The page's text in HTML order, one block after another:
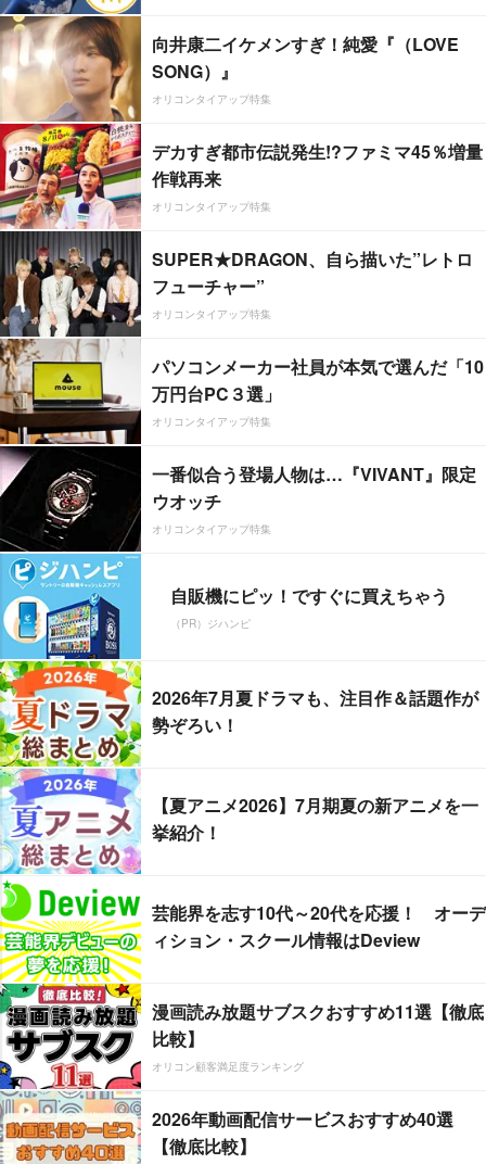
向井康二イケメンすぎ！純愛『（LOVE
SONG）』
オリコンタイアップ特集
デカすぎ都市伝説発生!?ファミマ45％増量
作戦再来
オリコンタイアップ特集
SUPER★DRAGON、自ら描いた”レトロ
フューチャー”
オリコンタイアップ特集
パソコンメーカー社員が本気で選んだ「10
万円台PC３選」
オリコンタイアップ特集
一番似合う登場人物は…『VIVANT』限定
ウオッチ
オリコンタイアップ特集
自販機にピッ！ですぐに買えちゃう
（PR）ジハンピ
2026年7月夏ドラマも、注目作＆話題作が
勢ぞろい！
【夏アニメ2026】7月期夏の新アニメを一
挙紹介！
芸能界を志す10代～20代を応援！ オーデ
ィション・スクール情報はDeview
漫画読み放題サブスクおすすめ11選【徹底
比較】
オリコン顧客満足度ランキング
2026年動画配信サービスおすすめ40選
【徹底比較】